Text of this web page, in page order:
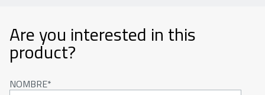
Are you interested in this
product?
NOMBRE